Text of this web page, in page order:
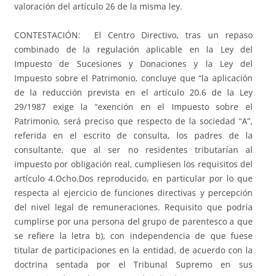
valoración del artículo 26 de la misma ley.
CONTESTACIÓN: El Centro Directivo, tras un repaso
combinado de la regulación aplicable en la Ley del
Impuesto de Sucesiones y Donaciones y la Ley del
Impuesto sobre el Patrimonio, concluye que “la aplicación
de la reducción prevista en el artículo 20.6 de la Ley
29/1987 exige la “exención en el Impuesto sobre el
Patrimonio, será preciso que respecto de la sociedad “A”,
referida en el escrito de consulta, los padres de la
consultante, que al ser no residentes tributarían al
impuesto por obligación real, cumpliesen los requisitos del
artículo 4.Ocho.Dos reproducido, en particular por lo que
respecta al ejercicio de funciones directivas y percepción
del nivel legal de remuneraciones. Requisito que podría
cumplirse por una persona del grupo de parentesco a que
se refiere la letra b), con independencia de que fuese
titular de participaciones en la entidad, de acuerdo con la
doctrina sentada por el Tribunal Supremo en sus